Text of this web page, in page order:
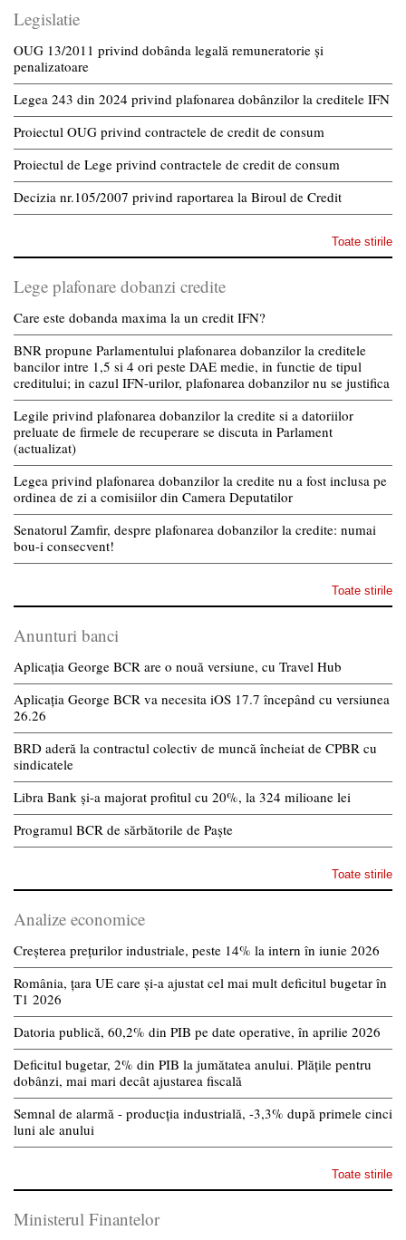
Legislatie
OUG 13/2011 privind dobânda legală remuneratorie și
penalizatoare
Legea 243 din 2024 privind plafonarea dobânzilor la creditele IFN
Proiectul OUG privind contractele de credit de consum
Proiectul de Lege privind contractele de credit de consum
Decizia nr.105/2007 privind raportarea la Biroul de Credit
Toate stirile
Lege plafonare dobanzi credite
Care este dobanda maxima la un credit IFN?
BNR propune Parlamentului plafonarea dobanzilor la creditele
bancilor intre 1,5 si 4 ori peste DAE medie, in functie de tipul
creditului; in cazul IFN-urilor, plafonarea dobanzilor nu se justifica
Legile privind plafonarea dobanzilor la credite si a datoriilor
preluate de firmele de recuperare se discuta in Parlament
(actualizat)
Legea privind plafonarea dobanzilor la credite nu a fost inclusa pe
ordinea de zi a comisiilor din Camera Deputatilor
Senatorul Zamfir, despre plafonarea dobanzilor la credite: numai
bou-i consecvent!
Toate stirile
Anunturi banci
Aplicația George BCR are o nouă versiune, cu Travel Hub
Aplicația George BCR va necesita iOS 17.7 începând cu versiunea
26.26
BRD aderă la contractul colectiv de muncă încheiat de CPBR cu
sindicatele
Libra Bank și-a majorat profitul cu 20%, la 324 milioane lei
Programul BCR de sărbătorile de Paște
Toate stirile
Analize economice
Creșterea prețurilor industriale, peste 14% la intern în iunie 2026
România, țara UE care și-a ajustat cel mai mult deficitul bugetar în
T1 2026
Datoria publică, 60,2% din PIB pe date operative, în aprilie 2026
Deficitul bugetar, 2% din PIB la jumătatea anului. Plățile pentru
dobânzi, mai mari decât ajustarea fiscală
Semnal de alarmă - producția industrială, -3,3% după primele cinci
luni ale anului
Toate stirile
Ministerul Finantelor